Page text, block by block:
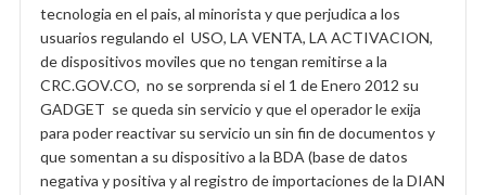
tecnologia en el pais, al minorista y que perjudica a los
usuarios regulando el USO, LA VENTA, LA ACTIVACION,
de dispositivos moviles que no tengan remitirse a la
CRC.GOV.CO, no se sorprenda si el 1 de Enero 2012 su
GADGET se queda sin servicio y que el operador le exija
para poder reactivar su servicio un sin fin de documentos y
que somentan a su dispositivo a la BDA (base de datos
negativa y positiva y al registro de importaciones de la DIAN